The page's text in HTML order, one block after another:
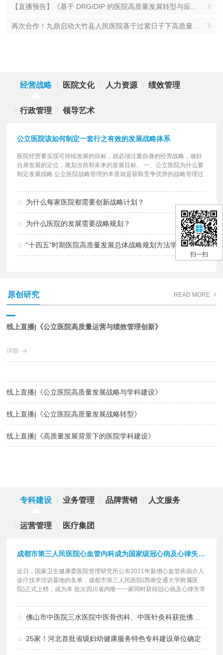
【直播预告】《基于 DRG/DIP 的医院高质量发展转型与应对策略》线上培训开始报名！
再次合作！九鼎启动大竹县人民医院基于过紧日子下高质量发展战略绩效管理服务项目
经营战略 医院文化 人力资源 绩效管理
行政管理 领导艺术
公立医院该如何制定一套行之有效的发展战略体系
医院经营要实现可持续发展的目标，就必须注重自身的经营战略，做好
自身发展的定位，规划当前和未来的发展目标。 一、公立医院为什么要
制定发展战略 公立医院战略管理的本质就是获取竞争优势的战略管理过
为什么每家医院都需要创新战略计划？
为什么医院的发展需要战略规划？
“十四五”时期医院高质量发展总体战略规划方法学探讨
原创研究 READ MORE
线上直播|《公立医院高质量运营与绩效管理创新》
详细
线上直播|《公立医院高质量发展战略与学科建设》
线上直播|《公立医院高质量发展战略转型》
线上直播|《高质量发展背景下的医院学科建设》
专科建设 业务管理 品牌营销 人文服务
运营管理 医疗集团
成都市第三人民医院心血管内科成为国家级冠心病及心律失常介入诊...
近日，国家卫生健康委医院管理研究所公布2021年新增心血管疾病介入
诊疗技术培训基地的名单，成都市第三人民医院(西南交通大学附属医
院)正式上榜，成为本 批次四川省内唯一一家同时获得冠心病及心律失常
佛山市中医院三水医院中医骨伤科、中医针灸科获批佛山市“十四五”中医重点专科建设项目
25家！河北首批省级妇幼健康服务特色专科建设单位确定
扫一扫